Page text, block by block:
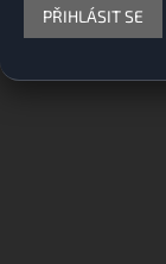
PŘIHLÁSIT SE